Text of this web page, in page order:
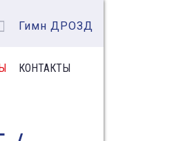
Гимн ДРОЗД
КОНТАКТЫ